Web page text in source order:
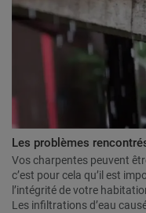
Les problèmes
Vos charpentes peuvent
c’est pour cela qu’il est
l’intégrité de votre
Les infiltrations d’eau